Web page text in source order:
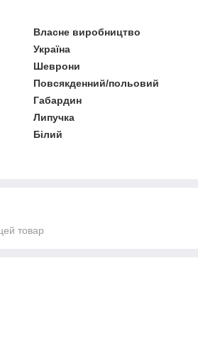
Власне виробництво
Україна
Шеврони
Повсякденний/польовий
Габардин
Липучка
Білий
товар